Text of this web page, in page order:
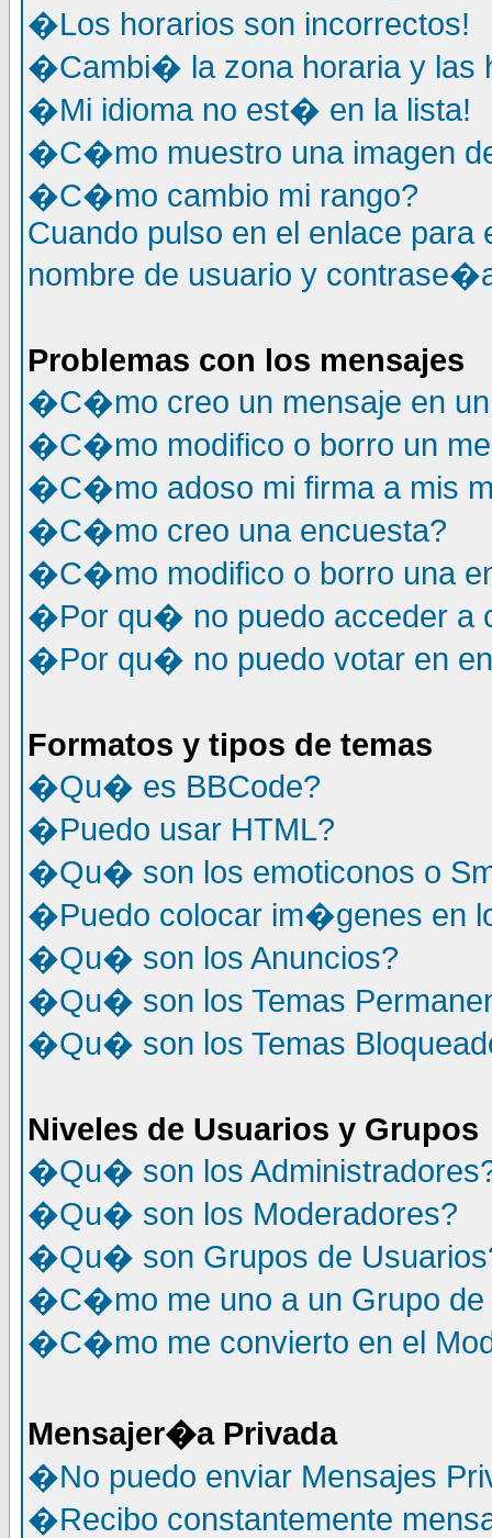
�Los horarios son incorrectos!
�Cambi� la zona horaria y las
�Mi idioma no est� en la lista!
�C�mo muestro una imagen
�C�mo cambio mi rango?
Cuando pulso en el enlace
nombre de usuario y
Problemas con los mensajes
�C�mo creo un mensaje en un
�C�mo modifico o borro un
�C�mo adoso mi firma a mis
�C�mo creo una encuesta?
�C�mo modifico o borro una
�Por qu� no puedo acceder a
�Por qu� no puedo votar en
Formatos y tipos de temas
�Qu� es BBCode?
�Puedo usar HTML?
�Qu� son los emoticonos o
�Puedo colocar im�genes en
�Qu� son los Anuncios?
�Qu� son los Temas
�Qu� son los Temas
Niveles de Usuarios y Grupos
�Qu� son los
�Qu� son los Moderadores?
�Qu� son Grupos de
�C�mo me uno a un Grupo de
�C�mo me convierto en el
Mensajer�a Privada
�No puedo enviar Mensajes
�Recibo constantemente